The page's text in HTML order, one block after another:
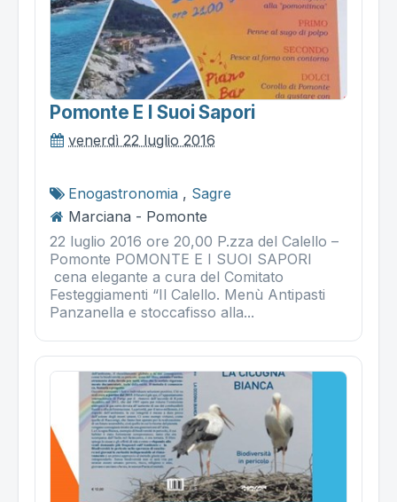
Pomonte E I Suoi Sapori
venerdì 22 luglio 2016
Enogastronomia , Sagre
Marciana - Pomonte
22 luglio 2016 ore 20,00 P.zza del Calello –
Pomonte POMONTE E I SUOI SAPORI
cena elegante a cura del Comitato
Festeggiamenti “Il Calello. Menù Antipasti
Panzanella e stoccafisso alla...